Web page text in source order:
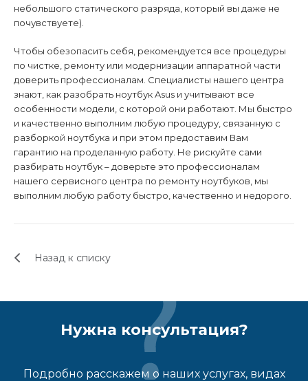
небольшого статического разряда, который вы даже не
почувствуете).
Чтобы обезопасить себя, рекомендуется все процедуры
по чистке, ремонту или модернизации аппаратной части
доверить профессионалам. Специалисты нашего центра
знают, как разобрать ноутбукAsus и учитывают все
особенности модели, с которой они работают. Мы быстро
и качественно выполним любую процедуру, связанную с
разборкой ноутбука и при этом предоставим Вам
гарантию на проделанную работу. Не рискуйте сами
разбирать ноутбук – доверьте это профессионалам
нашего сервисного центра по ремонту ноутбуков, мы
выполним любую работу быстро, качественно и недорого.
Назад к списку
Нужна консультация?
Подробно расскажем о наших услугах, видах